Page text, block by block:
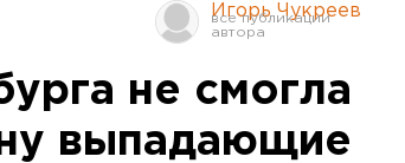
Игорь Чукреев
не смогла
выпадающие